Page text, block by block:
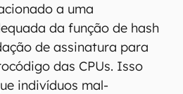
a uma
da função de hash
de assinatura para
das CPUs. Isso
indivíduos mal-